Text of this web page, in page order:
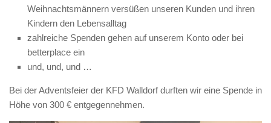
Weihnachtsmännern versüßen unseren Kunden und ihren
Kindern den Lebensalltag
zahlreiche Spenden gehen auf unserem Konto oder bei
betterplace ein
und, und, und …
Bei der Adventsfeier der KFD Walldorf durften wir eine Spende in
Höhe von 300 € entgegennehmen.